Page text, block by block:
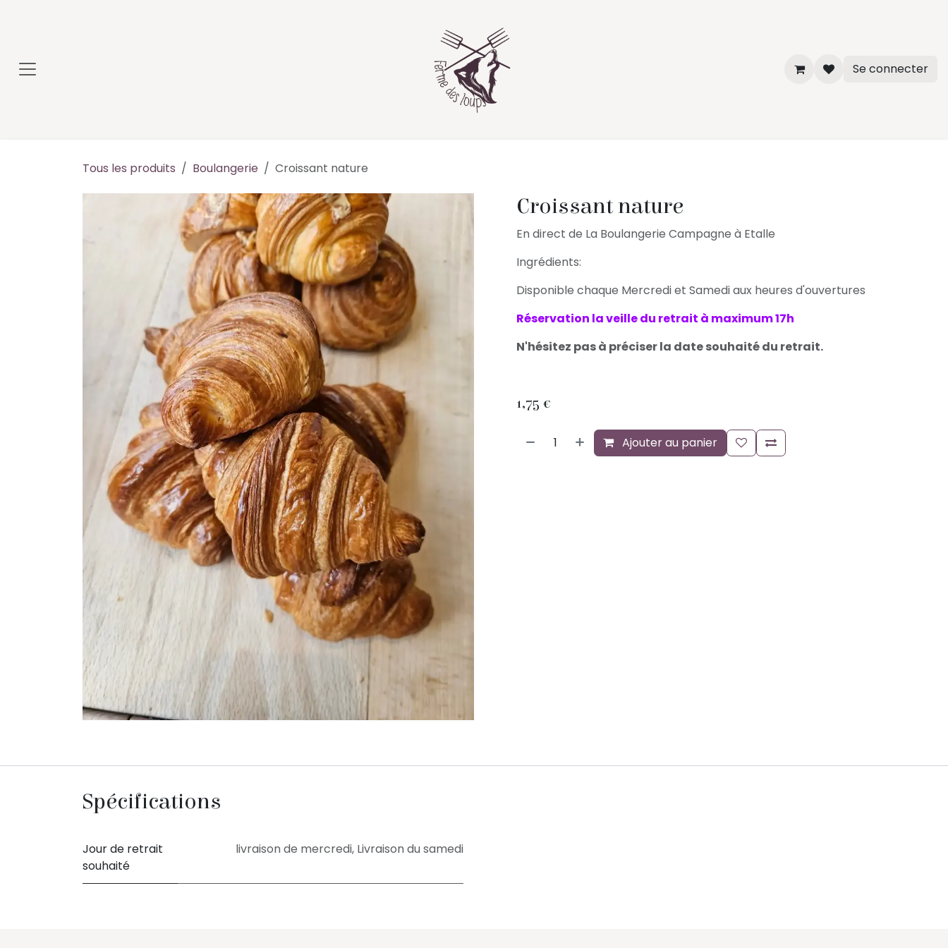
Se connecter
Tous les produits Boulangerie Croissant nature
Croissant nature
En direct de La Boulangerie Campagne à Etalle
Ingrédients:
Disponible chaque Mercredi et Samedi aux heures d'ouvertures
Réservation la veille du retrait à maximum 17h
N'hésitez pas à préciser la date souhaité du retrait.
1,75 €
Ajouter au panier
Spécifications
Jour de retrait
souhaité
livraison de mercredi, Livraison du samedi